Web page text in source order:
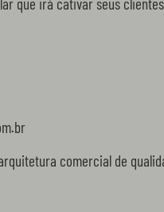
comercial de